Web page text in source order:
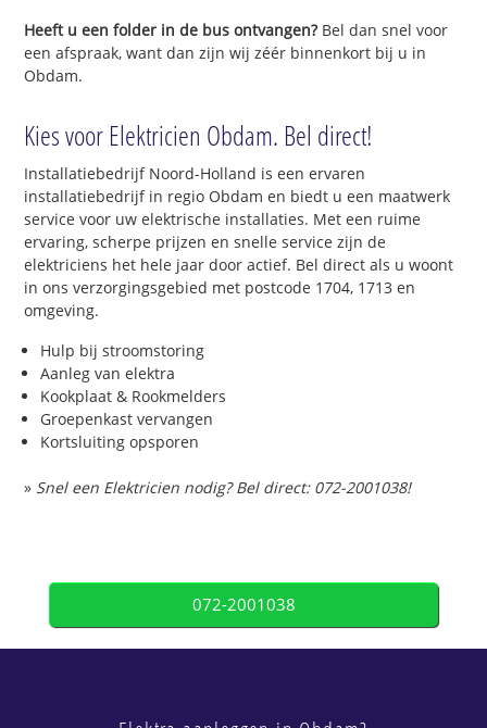
Heeft u een folder in de bus ontvangen?Bel dan snel voor
een afspraak, want dan zijn wij zéér binnenkort bij u in
Obdam.
Kies voor Elektricien Obdam. Bel direct!
Installatiebedrijf Noord-Holland is een ervaren
installatiebedrijf in regio Obdam en biedt u een maatwerk
service voor uw elektrische installaties. Met een ruime
ervaring, scherpe prijzen en snelle service zijn de
elektriciens het hele jaar door actief. Bel direct als u woont
in ons verzorgingsgebied met postcode 1704, 1713 en
omgeving.
Hulp bij stroomstoring
Aanleg van elektra
Kookplaat & Rookmelders
Groepenkast vervangen
Kortsluiting opsporen
» Snel een Elektricien nodig? Bel direct: 072-2001038!
072-2001038